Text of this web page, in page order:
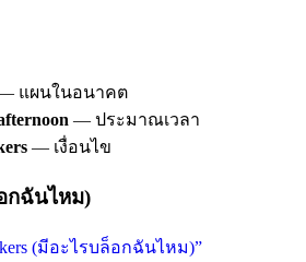
แผนในอนาคต
— ประมาณเวลา
— เงื่อนไข
กฉันไหม)
(มีอะไรบล็อกฉันไหม)”